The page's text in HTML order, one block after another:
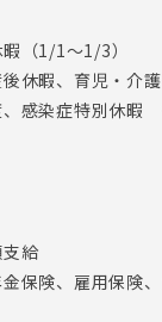
（1/1～1/3）
休暇、育児・介
、感染症特別休暇
給
保険、雇用保険